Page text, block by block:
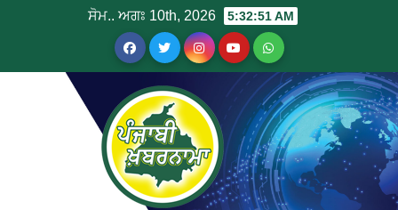
ਸੋਮ.. ਅਗਃ 10th, 2026 5:32:52 AM